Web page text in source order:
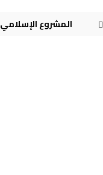
المشروع الإسلامي